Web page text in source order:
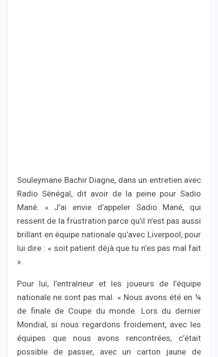
Souleymane Bachir Diagne, dans un entretien avec
Radio Sénégal, dit avoir de la peine pour Sadio
Mané. « J’ai envie d’appeler Sadio Mané, qui
ressent de la frustration parce qu’il n’est pas aussi
brillant en équipe nationale qu’avec Liverpool, pour
lui dire : « soit patient déjà que tu n’es pas mal fait
».
Pour lui, l’entraîneur et les joueurs de l’équipe
nationale ne sont pas mal. « Nous avons été en ¼
de finale de Coupe du monde. Lors du dernier
Mondial, si nous regardons froidement, avec les
équipes que nous avons rencontrées, c’était
possible de passer, avec un carton jaune de